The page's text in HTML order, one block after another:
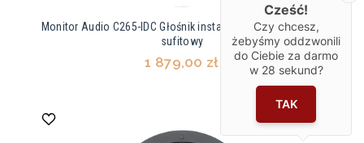
Monitor Audio C265-IDC Głośnik instalacyjny do zabudowy
sufitowy
1 879,00 zł
Cześć!
Czy chcesz,
żebyśmy oddzwonili
do Ciebie za darmo
w 28 sekund?
TAK